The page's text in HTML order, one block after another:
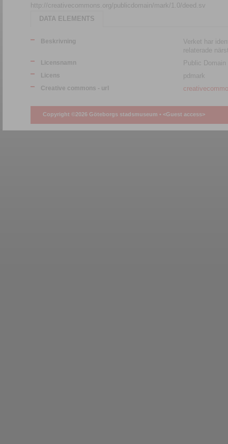
http://creativecommons.org/publicdomain/mark/1.0/deed.sv
DATA ELEMENTS
Beskrivning
Verket har
relaterade
Licensnamn Public Domain
Licens pdmark
Creative commons - url
Copyright ©2026 Göteborgs stadsmuseum • <Guest access>